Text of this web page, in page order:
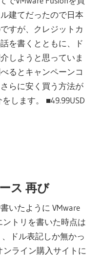
建てだったので日本
すが、クレジットカ
を書くとともに、ド
しようと思っていま
るとキャンペーンコ
らに安く買う方法が
します。 ■49.99USD
ス 再び
いたように VMware
ントリを書いた時点は
ドル表記しか無かっ
ンライン購入サイトに